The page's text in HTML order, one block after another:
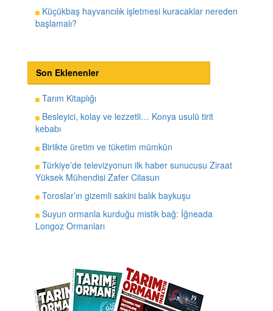
Küçükbaş hayvancılık işletmesi kuracaklar nereden
başlamalı?
Son Eklenenler
Tarım Kitaplığı
Besleyici, kolay ve lezzetli… Konya usulü tirit
kebabı
Birlikte üretim ve tüketim mümkün
Türkiye’de televizyonun ilk haber sunucusu Ziraat
Yüksek Mühendisi Zafer Cilasun
Toroslar’ın gizemli sakini balık baykuşu
Suyun ormanla kurduğu mistik bağ: İğneada
Longoz Ormanları